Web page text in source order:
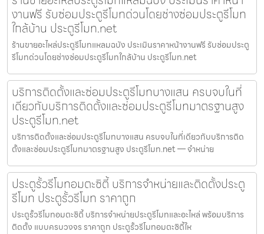
งานฟรี รับซ่อมประตูรีโมทด่วนโดยช่างซ่อมประตูรีโมท
ใกล้บ้าน ประตูรีโมท.net
ร้านขายอะไหล่ประตูรีโมทแหลมฉบัง ประเมินราคาหน้างานฟรี รับซ่อมประตู
รีโมทด่วนโดยช่างซ่อมประตูรีโมทใกล้บ้าน ประตูรีโมท.net
บริการติดตั้งและซ่อมประตูรีโมทบางแสน ครบจบในที่
เดียวกับบริการติดตั้งและซ่อมประตูรีโมทมาตรฐานสูง
ประตูรีโมท.net
บริการติดตั้งและซ่อมประตูรีโมทบางแสน ครบจบในที่เดียวกับบริการติด
ตั้งและซ่อมประตูรีโมทมาตรฐานสูง ประตูรีโมท.net — จำหน่าย
ประตูรั้วรีโมทอมตะซิตี้ บริการจำหน่ายและติดตั้งประตู
รีโมท ประตูรั้วรีโมท ราคาถูก
ประตูรั้วรีโมทอมตะซิตี้ บริการจำหน่ายประตูรีโมทและอะไหล่ พร้อมบริการ
ติดตั้ง แบบครบวงจร ราคาถูก ประตูรั้วรีโมทอมตะซิตี้ให